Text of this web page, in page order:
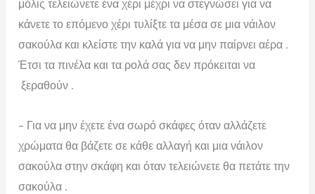
μόλις τελειώνετε ένα χέρι μέχρι να στεγνώσει για να
κάνετε το επόμενο χέρι τυλίξτε τα μέσα σε μια νάιλον
σακούλα και κλείστε την καλά για να μην παίρνει αέρα .
Έτσι τα πινέλα και τα ρολά σας δεν πρόκειται να
ξεραθούν .
– Για να μην έχετε ένα σωρό σκάφες όταν αλλάζετε
χρώματα θα βάζετε σε κάθε αλλαγή και μια νάιλον
σακούλα στην σκάφη και όταν τελειώνετε θα πετάτε την
σακούλα .